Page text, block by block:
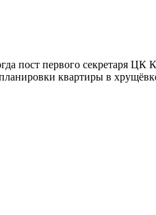
пост первого секретаря ЦК
квартиры в